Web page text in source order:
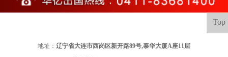
Top
地址： 辽宁省大连市西岗区新开路89号,泰华大厦A座11层